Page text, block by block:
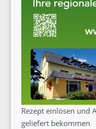
Rezept einlösen und
geliefert bekommen